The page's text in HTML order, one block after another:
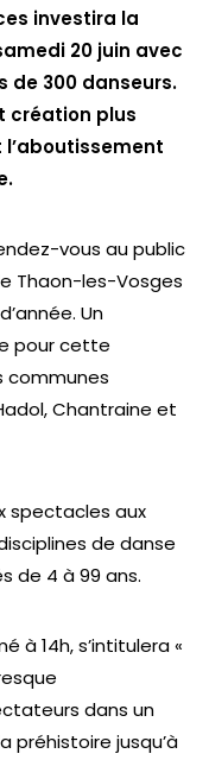
investira la
20 juin avec
de 300 danseurs.
création plus
vous au public
Thaon-les-Vosges
Un
pour cette
communes
Chantraine et
spectacles aux
de danse
de 4 à 99 ans.
à 14h, s’intitulera «
dans un
préhistoire jusqu’à